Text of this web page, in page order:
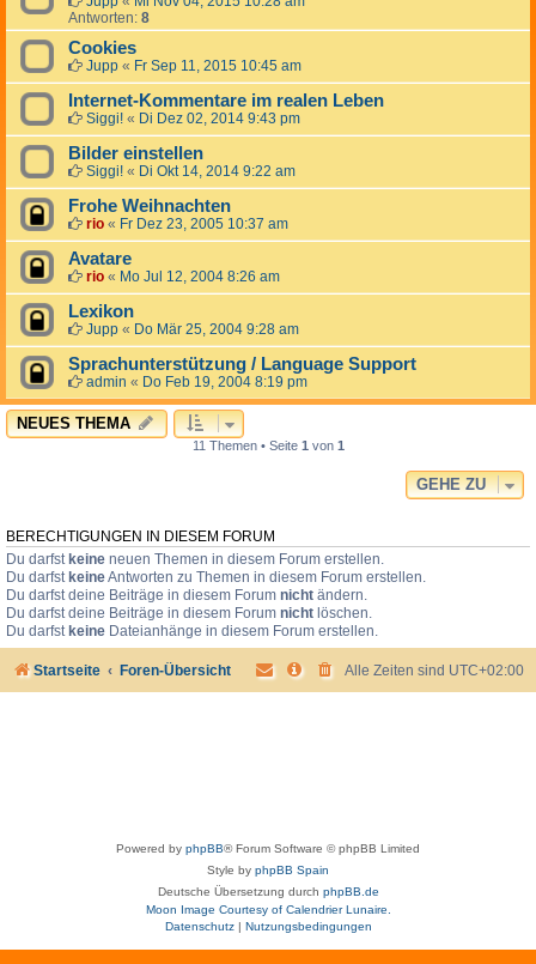
Antworten: 8
Cookies
Jupp « Fr Sep 11, 2015 10:45 am
Internet-Kommentare im realen Leben
Siggi! « Di Dez 02, 2014 9:43 pm
Bilder einstellen
Siggi! « Di Okt 14, 2014 9:22 am
Frohe Weihnachten
rio « Fr Dez 23, 2005 10:37 am
Avatare
rio « Mo Jul 12, 2004 8:26 am
Lexikon
Jupp « Do Mär 25, 2004 9:28 am
Sprachunterstützung / Language Support
admin « Do Feb 19, 2004 8:19 pm
NEUES THEMA
11 Themen • Seite 1 von 1
GEHE ZU
BERECHTIGUNGEN IN DIESEM FORUM
Du darfst keine neuen Themen in diesem Forum erstellen.
Du darfst keineAntworten zu Themen in diesem Forum erstellen.
Du darfst deine Beiträge in diesem Forum nicht ändern.
Du darfst deine Beiträge in diesem Forum nicht löschen.
Du darfst keine Dateianhänge in diesem Forum erstellen.
Startseite Foren-Übersicht Alle Zeiten sind UTC+02:00
Powered by phpBB® Forum Software © phpBB Limited
Style by phpBB Spain
Deutsche Übersetzung durch phpBB.de
Moon Image Courtesy of Calendrier Lunaire.
Datenschutz| Nutzungsbedingungen